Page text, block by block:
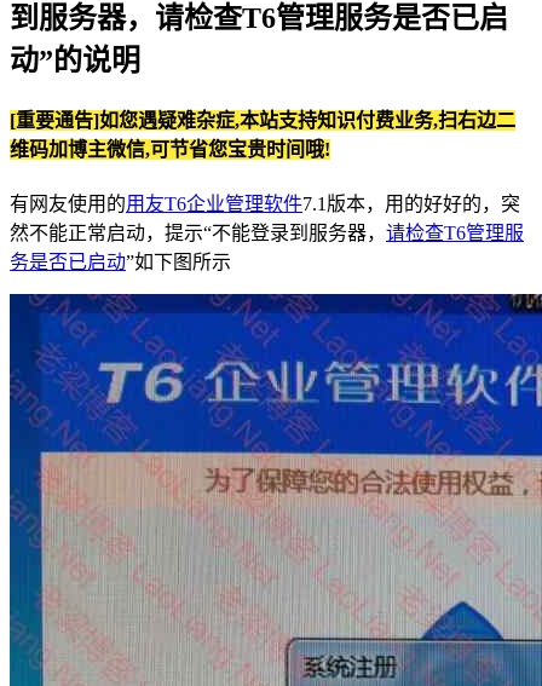
到服务器，请检查T6管理服务是否已启
动”的说明
[重要通告]如您遇疑难杂症,本站支持知识付费业务,扫右边二
维码加博主微信,可节省您宝贵时间哦!
有网友使用的用友T6企业管理软件7.1版本，用的好好的，突
然不能正常启动，提示“不能登录到服务器， 请检查T6管理服
务是否已启动”如下图所示